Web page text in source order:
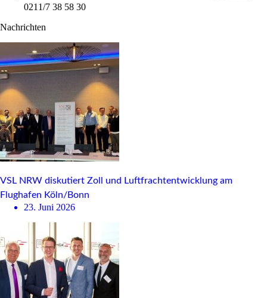
0211/7 38 58 30
Nachrichten
VSL NRW diskutiert Zoll und Luftfrachtentwicklung am
Flughafen Köln/Bonn
23. Juni 2026